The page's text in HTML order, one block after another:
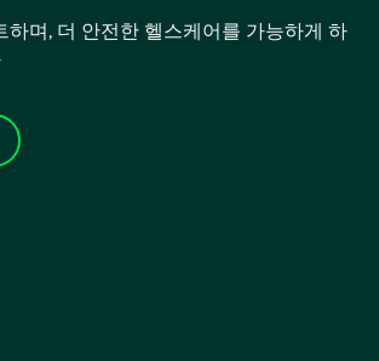
하며, 더 안전한 헬스케어를 가능하게 하